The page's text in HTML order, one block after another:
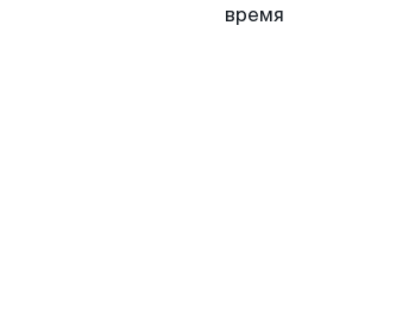
время